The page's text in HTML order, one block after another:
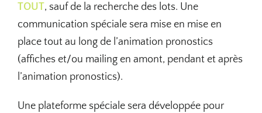
TOUT, sauf de la recherche des lots. Une
communication spéciale sera mise en mise en
place tout au long de l’animation pronostics
(affiches et/ou mailing en amont, pendant et après
l’animation pronostics).
Une plateforme spéciale sera développée pour